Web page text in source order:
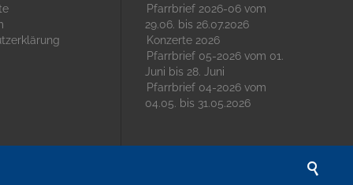
Pfarrbrief 2026-06 vom
29.06. bis 26.07.2026
Konzerte 2026
Pfarrbrief 05-2026 vom 01.
Juni bis 28. Juni
Pfarrbrief 04-2026 vom
04.05. bis 31.05.2026
